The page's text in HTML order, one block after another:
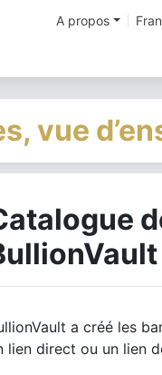
A propos
vue
a créé les
lien direct ou un lien